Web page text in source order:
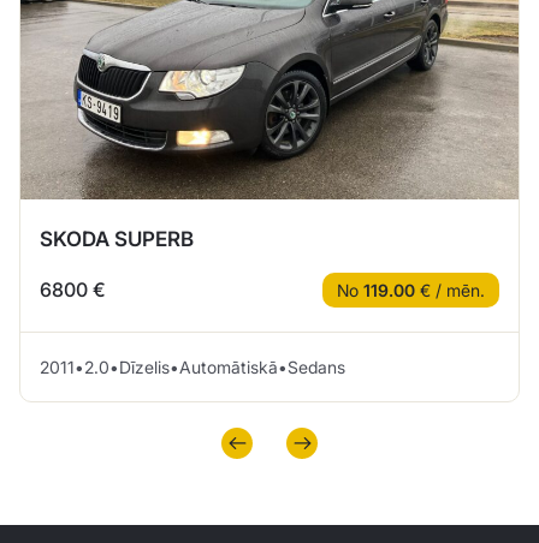
SKODA SUPERB
6800 € No 119.00 € / mēn.
2011•2.0•Dīzelis•Automātiskā•Sedans